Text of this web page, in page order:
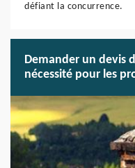
défiant la concurrence.
Demander un devis
nécessité pour les